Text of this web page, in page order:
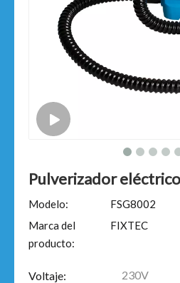
Pulverizador
Modelo:
FSG8002
Marca del
producto:
FIXTEC
Voltaje: 230V